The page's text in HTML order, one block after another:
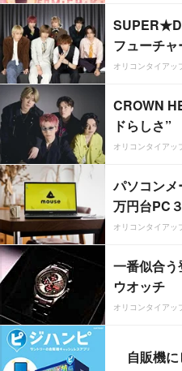
フューチャ
オリコンタイアッ
CROWN
ドらしさ”
オリコンタイアッ
パソコン
万円台PC
オリコンタイアッ
一番似合
ウオッチ
オリコンタイアッ
自販機